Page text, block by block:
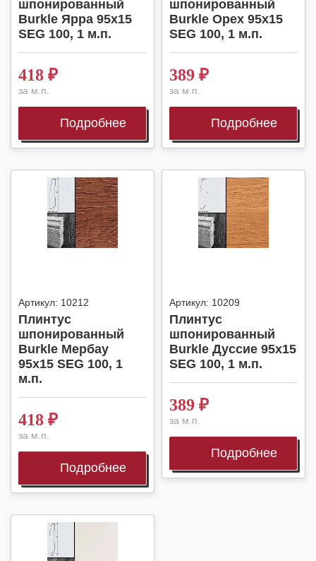
шпонированный
Burkle Ярра 95х15
SEG 100, 1 м.п.
418 ₽
за м.п.
Подробнее
шпонированный
Burkle Орех 95х15
SEG 100, 1 м.п.
389 ₽
за м.п.
Подробнее
Артикул: 10212
Плинтус
шпонированный
Burkle Мербау
95х15 SEG 100, 1
м.п.
418 ₽
за м.п.
Подробнее
Артикул: 10209
Плинтус
шпонированный
Burkle Дуссие 95х15
SEG 100, 1 м.п.
389 ₽
за м.п.
Подробнее